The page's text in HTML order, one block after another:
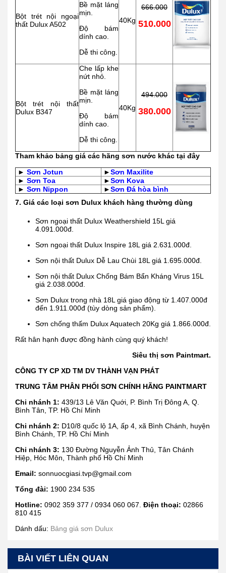
Bột trét nội ngoại
thất Dulux A502
Bề mặt láng
mịn.
Độ bám
dính cao.
Dễ thi công.
40Kg
666.000
510.000
Bột trét nội thất
Dulux B347
Che lấp khe
nứt nhỏ.
Bề mặt láng
mịn.
Độ bám
dính cao.
Dễ thi công.
40Kg
494.000
380.000
Tham khảo bảng giá các hãng sơn nước khác tại đây
► Sơn Jotun ►Sơn Maxilite
► Sơn Toa ►Sơn Kova
► Sơn Nippon ►Sơn Đá hòa bình
7. Giá các loại sơn Dulux khách hàng thường dùng
Sơn ngoại thất Dulux Weathershield 15L giá
4.091.000đ.
Sơn ngoại thất Dulux Inspire 18L giá 2.631.000đ.
Sơn nội thất Dulux Dễ Lau Chùi 18L giá 1.695.000đ.
Sơn nội thất Dulux Chống Bám Bẩn Kháng Virus 15L
giá 2.038.000đ.
Sơn Dulux trong nhà 18L giá giao động từ 1.407.000đ
đến 1.911.000đ (tùy dòng sản phẩm).
Sơn chống thấm Dulux Aquatech 20Kg giá 1.866.000đ.
Rất hân hạnh được đồng hành cùng quý khách!
Siêu thị sơn Paintmart.
CÔNG TY CP XD TM DV THÀNH VẠN PHÁT
TRUNG TÂM PHÂN PHỐI SƠN CHÍNH HÃNG PAINTMART
Chi nhánh 1: 439/13 Lê Văn Quới, P. Bình Trị Đông A, Q.
Bình Tân, TP. Hồ Chí Minh
Chi nhánh 2: D10/8 quốc lộ 1A, ấp 4, xã Bình Chánh, huyện
Bình Chánh, TP. Hồ Chí Minh
Chi nhánh 3: 130 Đường Nguyễn Ảnh Thủ, Tân Chánh
Hiệp, Hóc Môn, Thành phố Hồ Chí Minh
Email: sonnuocgiasi.tvp@gmail.com
Tổng đài: 1900 234 535
Hotline: 0902 359 377 / 0934 060 067. Điện thoại: 02866
810 415
Dánh dấu: Bảng giá sơn Dulux
BÀI VIẾT LIÊN QUAN